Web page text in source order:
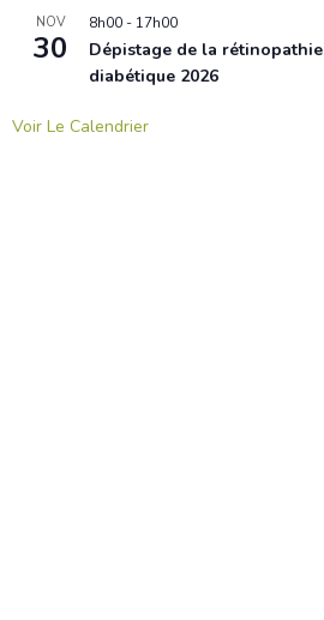
NOV
30
8h00 - 17h00
Dépistage de la rétinopathie
diabétique 2026
Voir Le Calendrier